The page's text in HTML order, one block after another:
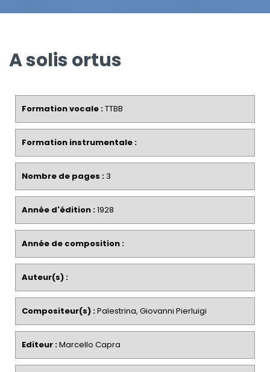
A solis ortus
Formation vocale :TTBB
Formation instrumentale :
Nombre de pages :3
Année d'édition :1928
Année de composition :
Auteur(s) :
Compositeur(s) :Palestrina, Giovanni Pierluigi
Editeur :Marcello Capra